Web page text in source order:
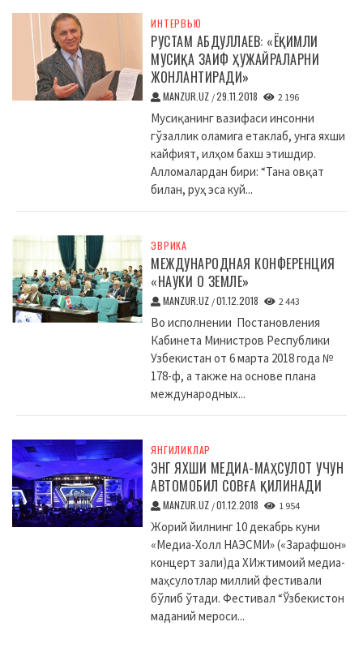
ИНТЕРВЬЮ
РУСТАМ АБДУЛЛАЕВ: «ЁҚИМЛИ
МУСИҚА ЗАИФ ҲУЖАЙРАЛАРНИ
ЖОНЛАНТИРАДИ»
MANZUR.UZ /29.11.2018 2 196
Мусиқанинг вазифаси инсонни
гўзаллик оламига етаклаб, унга яхши
кайфият, илҳом бахш этишдир.
Алломалардан бири: “Тана овқат
билан, руҳ эса куй...
ЭВРИКА
МЕЖДУНАРОДНАЯ КОНФЕРЕНЦИЯ
«НАУКИ О ЗЕМЛЕ»
MANZUR.UZ /01.12.2018 2 443
Во исполнении Постановления
Кабинета Министров Республики
Узбекистан от 6 марта 2018 года №
178-ф, а также на основе плана
международных...
ЯНГИЛИКЛАР
ЭНГ ЯХШИ МЕДИА-МАҲСУЛОТ УЧУН
АВТОМОБИЛ СОВҒА ҚИЛИНАДИ
MANZUR.UZ /01.12.2018 1 954
Жорий йилнинг 10 декабрь куни
«Медиа-Холл НАЭСМИ» («Зарафшон»
концерт зали)да XИжтимоий медиа-
маҳсулотлар миллий фестивали
бўлиб ўтади. Фестивал “Ўзбекистон
маданий мероси...